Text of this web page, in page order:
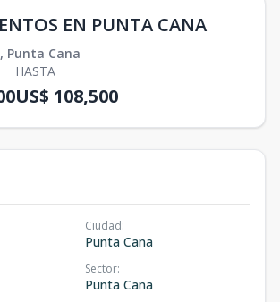
EN PUNTA CANA
, Punta Cana
HASTA
US$ 108,500
Ciudad:
Punta Cana
Sector:
Punta Cana